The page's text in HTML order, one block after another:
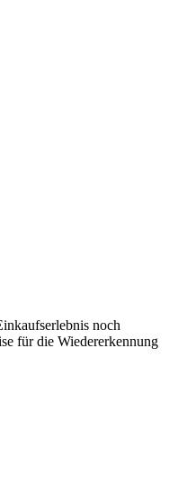
noch
für die Wiedererkennung